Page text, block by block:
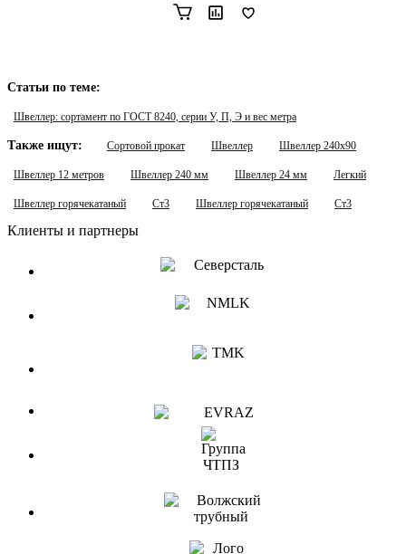
Статьи по теме:
Швеллер: сортамент по ГОСТ 8240, серии У, П, Э и вес метра
Также ищут: Сортовой прокат Швеллер Швеллер 240х90
Швеллер 12 метров Швеллер 240 мм Швеллер 24 мм Легкий
Швеллер горячекатаный Ст3 Швеллер горячекатаный Ст3
Клиенты и партнеры